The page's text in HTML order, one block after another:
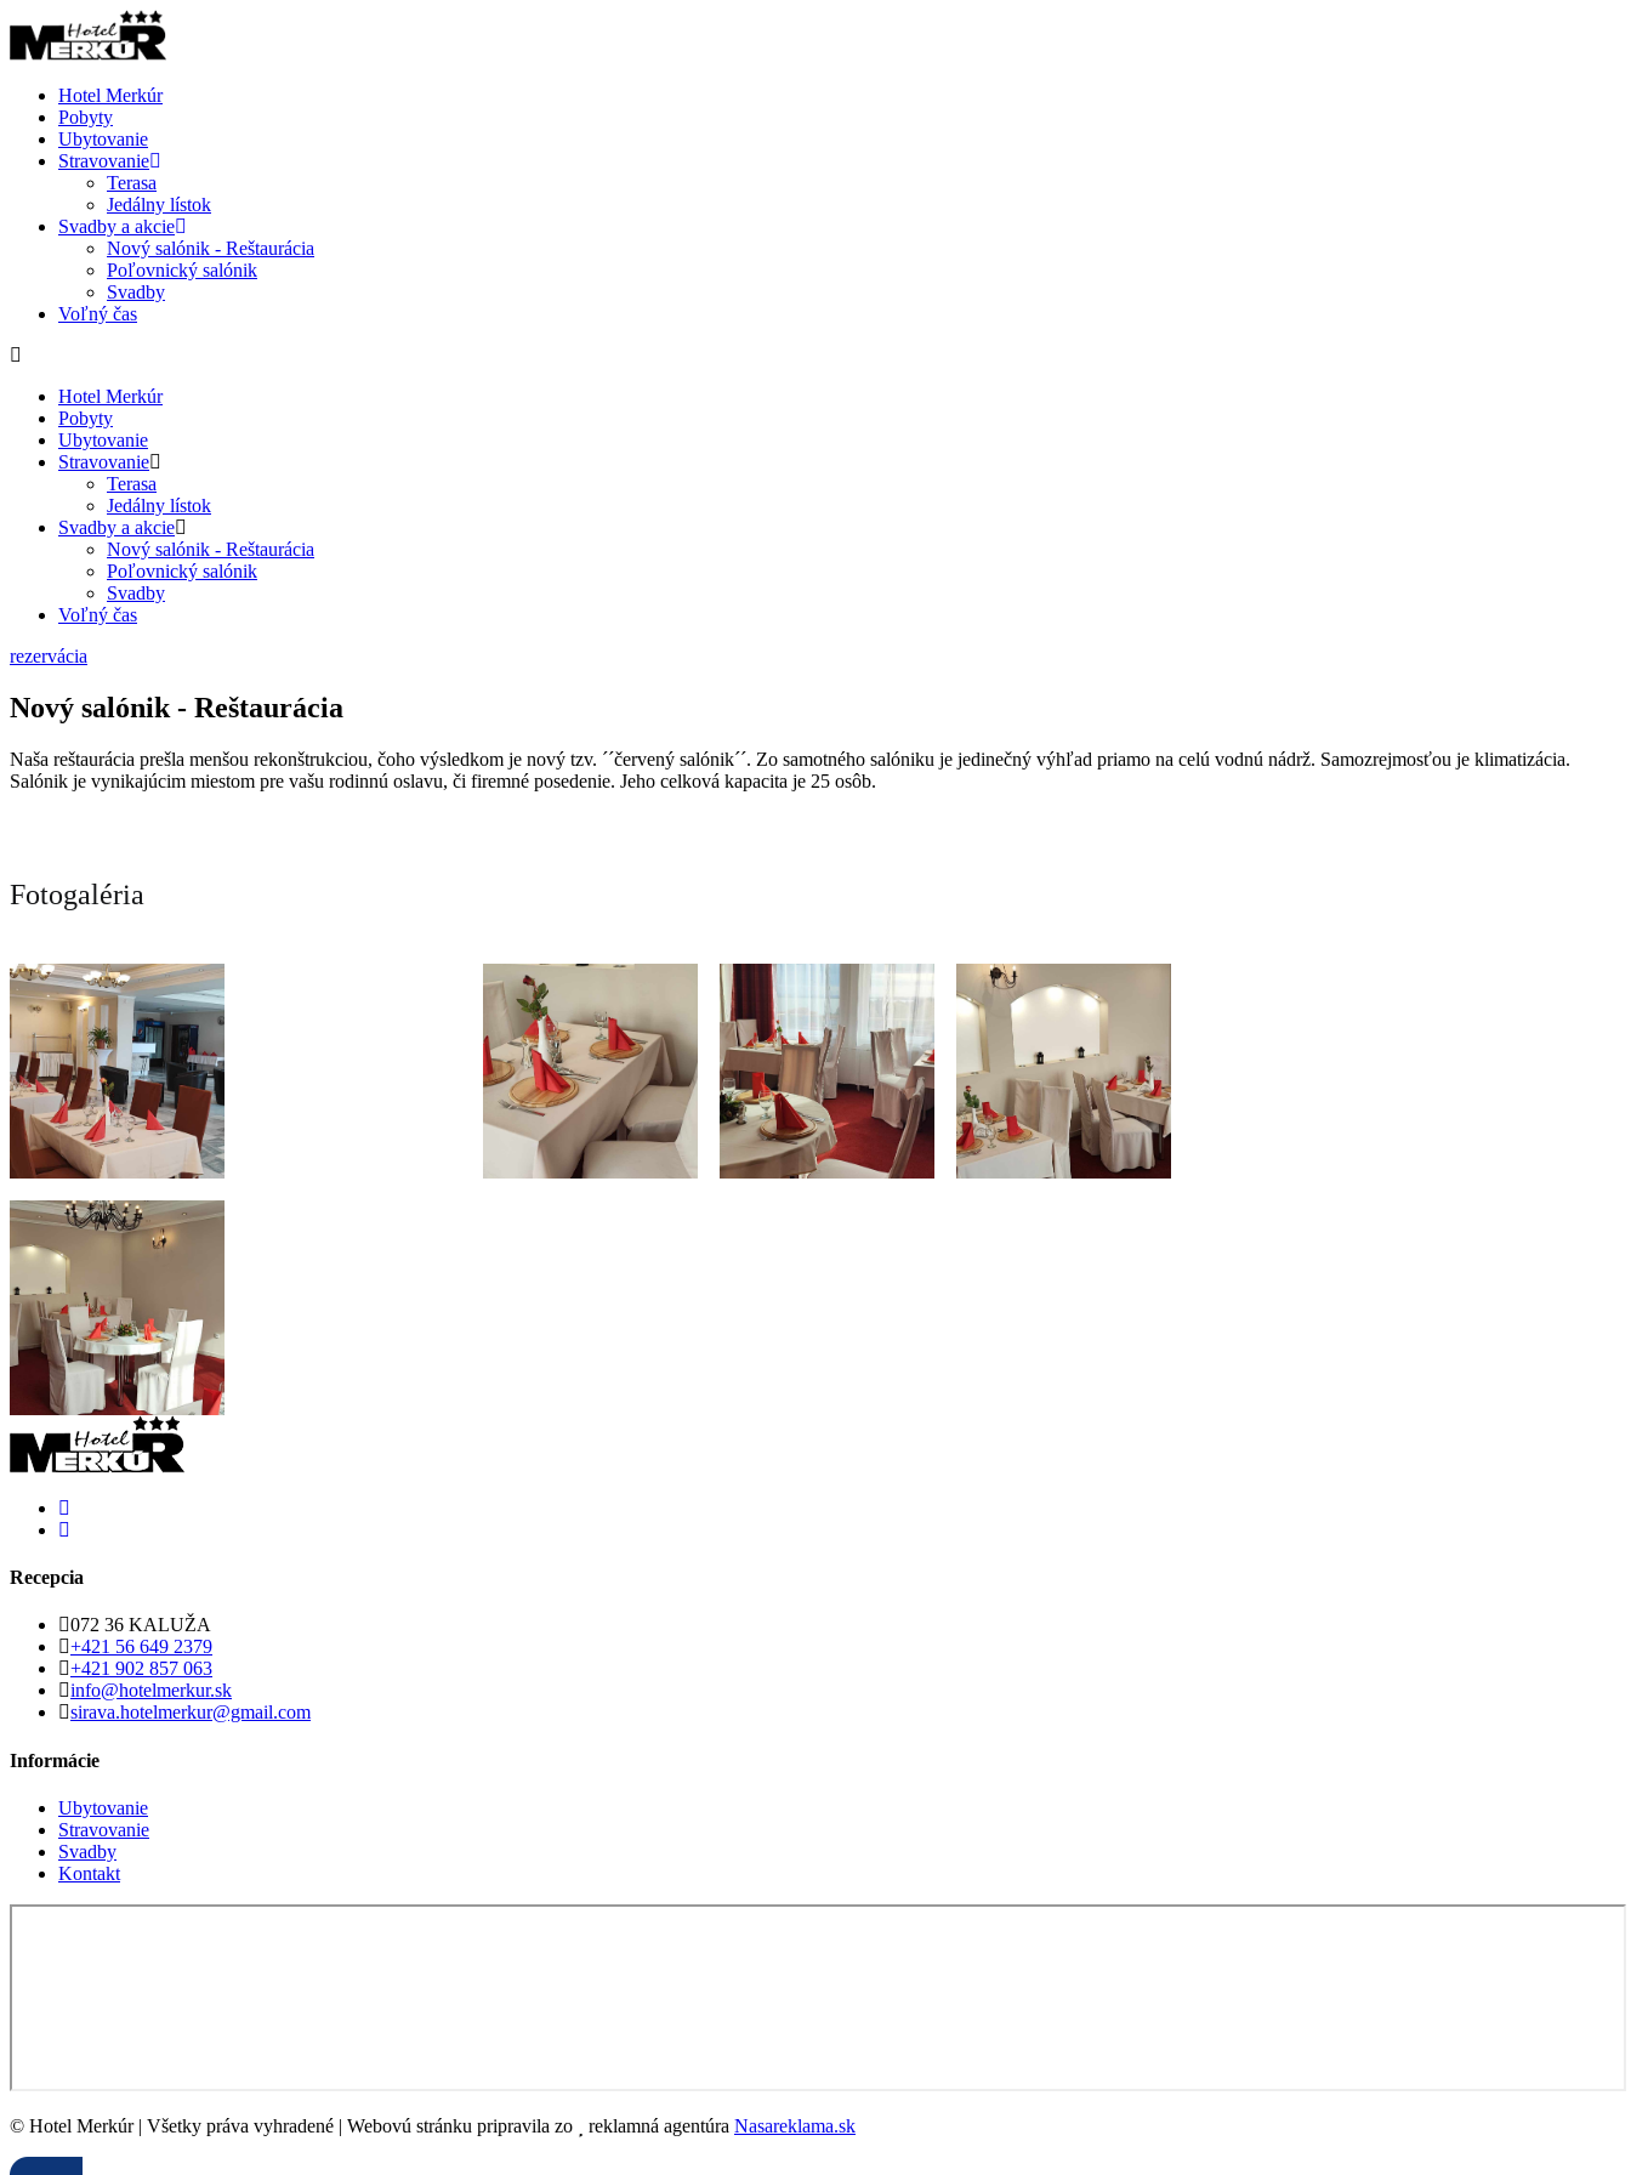
Hotel Merkúr
Pobyty
Ubytovanie
Stravovanie
Terasa
Jedálny lístok
Svadby a akcie
Nový salónik - Reštaurácia
Poľovnický salónik
Svadby
Voľný čas
Hotel Merkúr
Pobyty
Ubytovanie
Stravovanie
Terasa
Jedálny lístok
Svadby a akcie
Nový salónik - Reštaurácia
Poľovnický salónik
Svadby
Voľný čas
rezervácia
Nový salónik - Reštaurácia
Naša reštaurácia prešla menšou rekonštrukciou, čoho výsledkom je nový tzv. ´´červený salónik´´. Zo samotného salóniku je jedinečný výhľad priamo na celú vodnú nádrž. Samozrejmosťou je klimatizácia.
Salónik je vynikajúcim miestom pre vašu rodinnú oslavu, či firemné posedenie. Jeho celková kapacita je 25 osôb.
Fotogaléria
Recepcia
072 36 KALUŽA
+421 56 649 2379
+421 902 857 063
info@hotelmerkur.sk
sirava.hotelmerkur@gmail.com
Informácie
Ubytovanie
Stravovanie
Svadby
Kontakt
© Hotel Merkúr | Všetky práva vyhradené | Webovú stránku pripravila zo reklamná agentúra Nasareklama.sk